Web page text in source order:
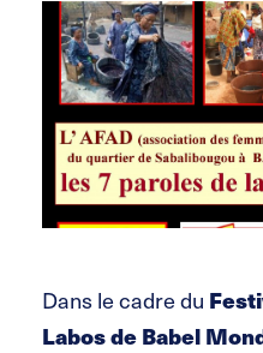
Dans le cadre du
Labos de Babel